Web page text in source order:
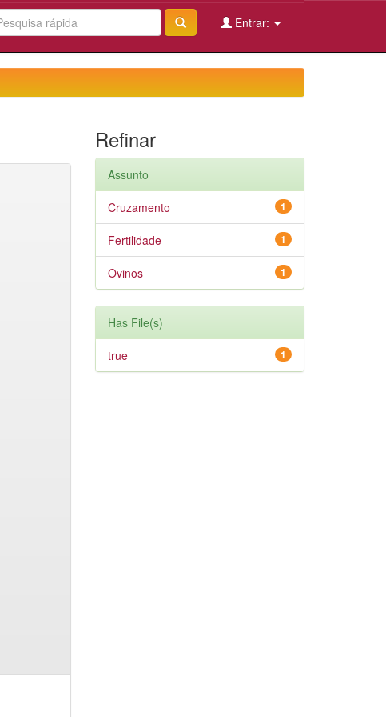
Entrar:
Refinar
Assunto
1
Cruzamento
1
Fertilidade
1
Ovinos
Has File(s)
1
true